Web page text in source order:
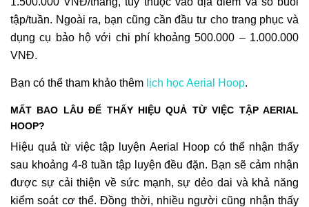
tập/tuần. Ngoài ra, bạn cũng cần đầu tư cho trang phục và
dụng cụ bảo hộ với chi phí khoảng 500.000 – 1.000.000
VNĐ.
Bạn có thể tham khảo thêm lịch học Aerial Hoop.
MẤT BAO LÂU ĐỂ THẤY HIỆU QUẢ TỪ VIỆC TẬP AERIAL
HOOP?
Hiệu quả từ việc tập luyện Aerial Hoop có thể nhận thấy
sau khoảng 4-8 tuần tập luyện đều đặn. Bạn sẽ cảm nhận
được sự cải thiện về sức mạnh, sự dẻo dai và khả năng
kiểm soát cơ thể. Đồng thời, nhiều người cũng nhận thấy